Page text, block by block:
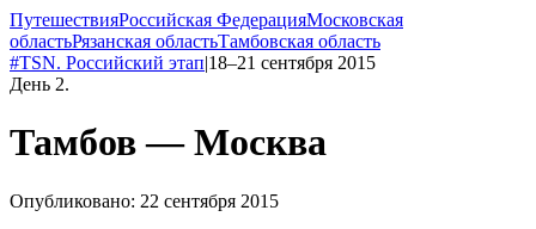
ПутешествияРоссийская ФедерацияМосковская
областьРязанская областьТамбовская область
#TSN. Российский этап|18–21 сентября 2015
День 2.
Тамбов — Москва
Опубликовано: 22 сентября 2015